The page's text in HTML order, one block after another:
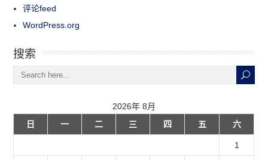
评论feed
WordPress.org
搜索
2026年 8月
日
一 二 三 四 五 六
1